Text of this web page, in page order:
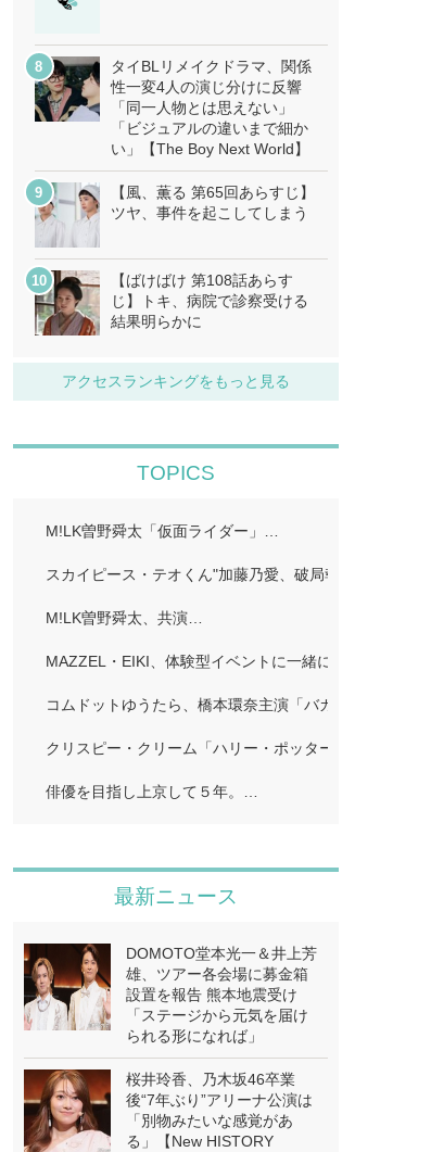
タイBLリメイクドラマ、関係
性一変4人の演じ分けに反響
「同一人物とは思えない」
「ビジュアルの違いまで細か
い」【The Boy Next World】
【風、薫る 第65回あらすじ】
ツヤ、事件を起こしてしまう
【ばけばけ 第108話あらす
じ】トキ、病院で診察受ける
結果明らかに
アクセスランキングをもっと見る
TOPICS
M!LK曽野舜太「仮面ライダー」…
スカイピース・テオくん"加藤乃愛、破局報告「どちら
M!LK曽野舜太、共演…
MAZZEL・EIKI、体験型イベントに一緒に行きたい人
コムドットゆうたら、橋本環奈主演「バカンスの法則
クリスピー・クリーム「ハリー・ポッター」…
俳優を目指し上京して５年。…
最新ニュース
DOMOTO堂本光一＆井上芳
雄、ツアー各会場に募金箱
設置を報告 熊本地震受け
「ステージから元気を届け
られる形になれば」
桜井玲香、乃木坂46卒業
後“7年ぶり”アリーナ公演は
「別物みたいな感覚があ
る」【New HISTORY